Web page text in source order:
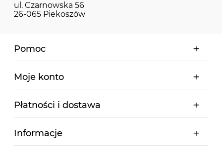
ul. Czarnowska 56
26-065 Piekoszów
Pomoc
Moje konto
Płatności i dostawa
Informacje